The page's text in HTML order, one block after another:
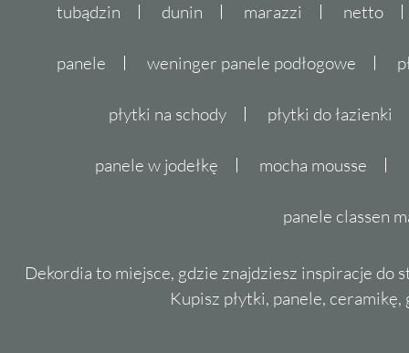
tubądzin dunin marazzi netto
panele weninger panele podłogowe
płytki na schody płytki do łazienki
panele w jodełkę mocha mousse
panele classen
Dekordia to miejsce, gdzie znajdziesz inspiracje do
Kupisz płytki, panele,